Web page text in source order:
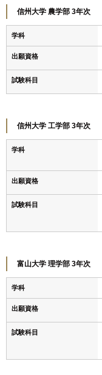
信州大学 農学部 3年次
学科
出願資格
試験科目
信州大学 工学部 3年次
学科
出願資格
試験科目
富山大学 理学部 3年次
学科
出願資格
試験科目